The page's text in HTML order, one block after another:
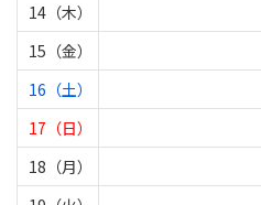
14（木）
15（金）
16（土）
17（日）
18（月）